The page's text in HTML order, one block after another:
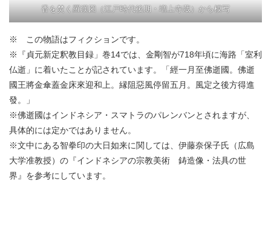
香を焚く羅漢図（江戸時代後期・増上寺蔵）から模写
※ この物語はフィクションです。
※『貞元新定釈教目録」巻14では、金剛智が718年頃に海路「室利
仏逝」に着いたことが記されています。「經一月至佛逝國。佛逝
國王將金傘蓋金床來迎和上。縁阻惡風停留五月。風定之後方得進
發。」
※佛逝國はインドネシア・スマトラのパレンバンとされますが、
具体的には定かではありません。
※文中にある智拳印の大日如来に関しては、伊藤奈保子氏（広島
大学准教授）の『インドネシアの宗教美術 鋳造像・法具の世
界』を参考にしています。